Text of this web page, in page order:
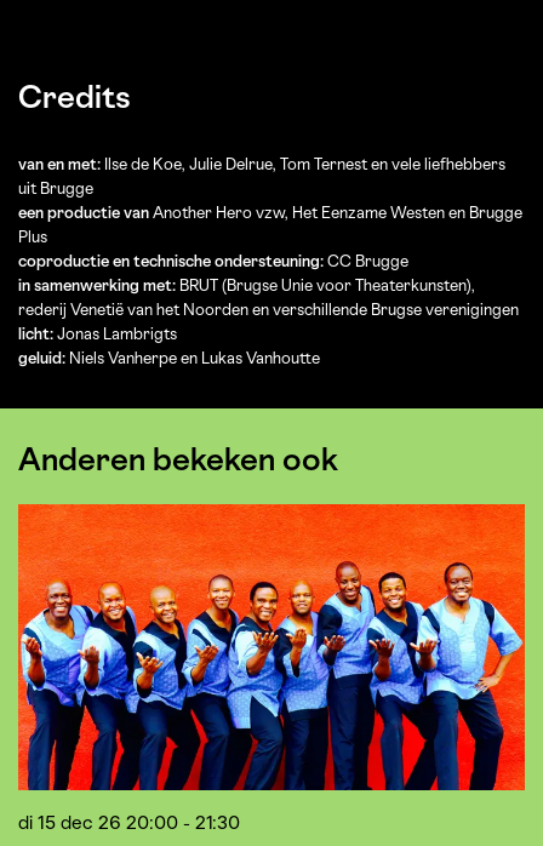
Credits
van en met:
Ilse de Koe, Julie Delrue, Tom Ternest en vele liefhebbers
uit Brugge
een productie van Another Hero vzw, Het Eenzame Westen en Brugge
Plus
coproductie en technische ondersteuning: CC Brugge
in samenwerking met: BRUT (Brugse Unie voor Theaterkunsten),
rederij Venetië van het Noorden en verschillende Brugse verenigingen
licht: Jonas Lambrigts
geluid: Niels Vanherpe en Lukas Vanhoutte
Anderen bekeken ook
di 15 dec 26 20:00 - 21:30